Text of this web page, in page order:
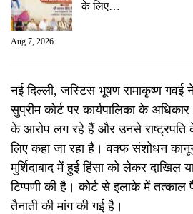
के लिए…
Aug 7, 2026
नई दिल्ली, जस्टिस भूषण रामाकृष्ण गवई
सुप्रीम कोर्ट पर कार्यपालिका के
के आरोप लग रहे हैं और उनसे
लिए कहा जा रहा है। वक्फ संशोधन
मुर्शिदाबाद में हुई हिंसा को लेकर दाखिल
टिप्पणी की है। कोर्ट से इलाके में तत्काल
तैनाती की मांग की गई है।